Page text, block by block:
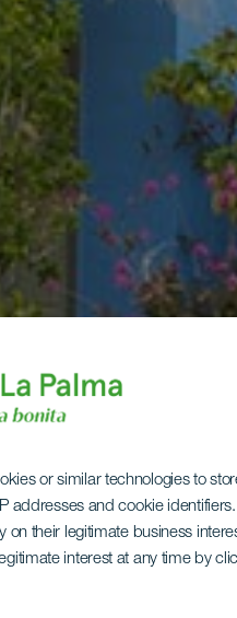
or similar technologies to
addresses and cookie
their legitimate business
interest at any time by